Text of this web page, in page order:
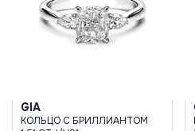
GIA
КОЛЬЦО С БРИЛЛИАНТОМ